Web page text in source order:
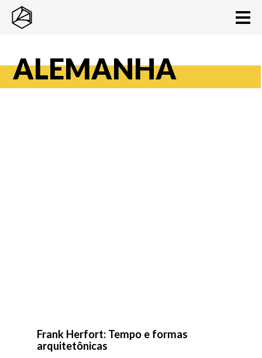
ALEMANHA
Frank Herfort: Tempo e formas
arquitetônicas